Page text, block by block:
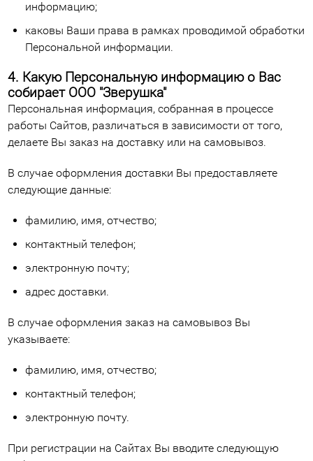
информацию;
каковы Ваши права в рамках проводимой обработки
Персональной информации.
4. Какую Персональную информацию о Вас
собирает ООО "Зверушка"
Персональная информация, собранная в процессе
работы Сайтов, различаться в зависимости от того,
делаете Вы заказ на доставку или на самовывоз.
В случае оформления доставки Вы предоставляете
следующие данные:
фамилию, имя, отчество;
контактный телефон;
электронную почту;
адрес доставки.
В случае оформления заказ на самовывоз Вы
указываете:
фамилию, имя, отчество;
контактный телефон;
электронную почту.
При регистрации на Сайтах Вы вводите следующую